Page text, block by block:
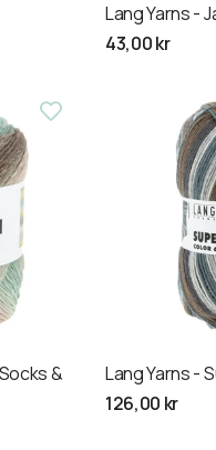
Lang Yarns -
Normalpris
43,00 kr
&
Lang Yarns -
Normalpris
126,00 kr